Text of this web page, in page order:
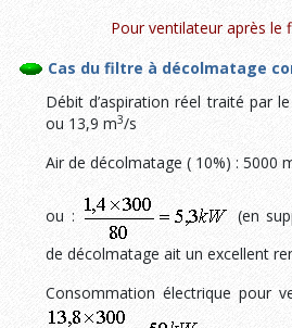
Pour ventilateur après le
Cas du filtre à décolmatage
Débit d’aspiration réel traité par
ou 13,9 m3/s
Air de décolmatage ( 10%) : 5000
ou :
(en
de décolmatage ait un excellent
Consommation électrique pour